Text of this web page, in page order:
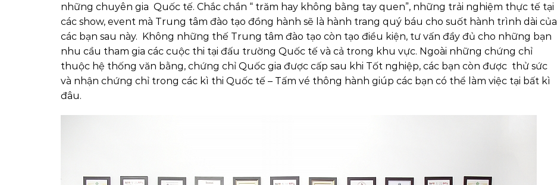
những chuyên gia Quốc tế. Chắc chắn “ trăm hay không bằng tay quen”, những trải nghiệm thực tế tại
các show, event mà Trung tâm đào tạo đồng hành sẽ là hành trang quý báu cho suốt hành trình dài của
các bạn sau này. Không những thế Trung tâm đào tạo còn tạo điều kiện, tư vấn đầy đủ cho những bạn
nhu cầu tham gia các cuộc thi tại đấu trường Quốc tế và cả trong khu vực. Ngoài những chứng chỉ
thuộc hệ thống văn bằng, chứng chỉ Quốc gia được cấp sau khi Tốt nghiệp, các bạn còn được thử sức
và nhận chứng chỉ trong các kì thi Quốc tế – Tấm vé thông hành giúp các bạn có thể làm việc tại bất kì
đâu.